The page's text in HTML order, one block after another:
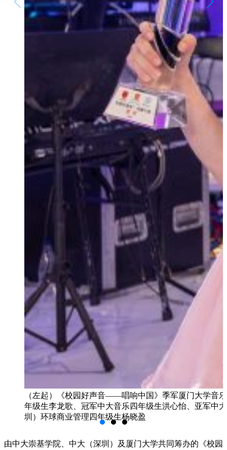
（左起）《校园好声音——唱响中国》季军厦门大学音
年级生李龙歌、冠军中大音乐四年级生洪心怡、亚军中
圳）环球商业管理四年级生杨晓盈
由中大崇基学院、中大（深圳）及厦门大学共同筹办的《校园